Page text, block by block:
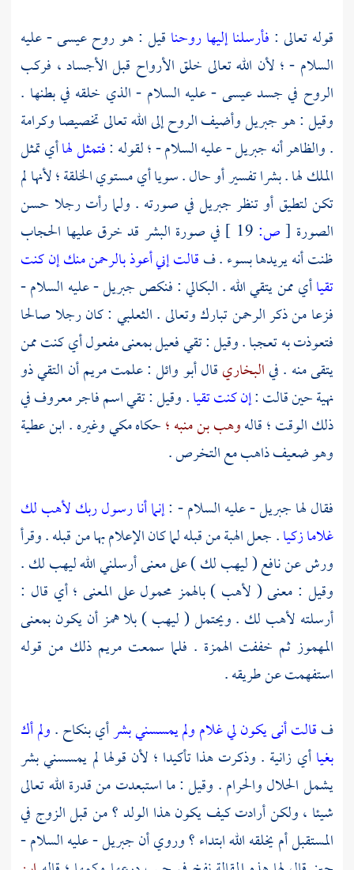
قوله تعالى : فأرسلنا إليها روحنا قيل : هو روحعيسى- عليه
السلام - ؛ لأن الله تعالى خلق الأرواح قبل الأجساد ، فركب
الروح في جسدعيسى- عليه السلام - الذي خلقه في بطنها .
وقيل : هوجبريلوأضيف الروح إلى الله تعالى تخصيصا وكرامة
. والظاهر أنهجبريل- عليه السلام - ؛ لقوله :فتمثل لهاأي تمثل
الملك لها . بشرا تفسير أو حال . سويا أي مستوي الخلقة ؛ لأنها لم
تكن لتطيق أو تنظرجبريلفي صورته . ولما رأت رجلا حسن
الصورة [ص:
في صورة البشر قد خرق عليها الحجاب
ظنت أنه يريدها بسوء . فقالت إني أعوذ بالرحمن منك إن كنت
تقياأي ممن يتقي الله .البكالي: فنكصجبريل- عليه السلام -
فزعا من ذكر الرحمن تبارك وتعالى .الثعلبي : كان رجلا صالحا
فتعوذت به تعجبا . وقيل : تقي فعيل بمعنى مفعول أي كنت ممن
يتقى منه . فيالبخاريقالأبو وائل: علمتمريمأن التقي ذو
نهية حين قالت :إن كنت تقيا. وقيل : تقي اسم فاجر معروف في
ذلك الوقت ؛ قالهوهب بن منبه ؛حكاهمكيوغيره .ابن عطية
وهو ضعيف ذاهب مع التخرص .
فقال لهاجبريل- عليه السلام - :إنما أنا رسول ربك لأهب لك
غلاما زكيا. جعل الهبة من قبله لما كان الإعلام بها من قبله . وقرأ
ورشعننافع( ليهب لك ) على معنى أرسلني الله ليهب لك .
وقيل : معنى ( لأهب ) بالهمز محمول على المعنى ؛ أي قال :
أرسلته لأهب لك . ويحتمل ( ليهب ) بلا همز أن يكون بمعنى
المهموز ثم خففت الهمزة . فلما سمعت مريم ذلك من قوله
استفهمت عن طريقه .
فقالت أنى يكون لي غلام ولم يمسسني بشرأي بنكاح .ولم أك
بغياأي زانية . وذكرت هذا تأكيدا ؛ لأن قولها لم يمسسني بشر
يشمل الحلال والحرام . وقيل : ما استبعدت من قدرة الله تعالى
شيئا ، ولكن أرادت كيف يكون هذا الولد ؟ من قبل الزوج في
المستقبل أم يخلقه الله ابتداء ؟ وروي أنجبريل- عليه السلام -